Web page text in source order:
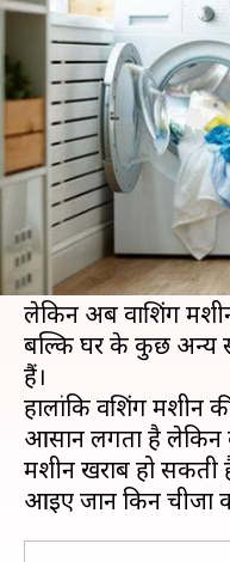
वाशिंग मशीन
चीजें, खराब
लेखन अंजली May 16, 2020
क्या है खबर?
आज के समय में वाशिंग
है क्योंकि इसके
गए हैं।
लेकिन अब वाशिंग
बल्कि घर के कुछ अन्य
हैं।
हालांकि वशिंग मशीन
आसान लगता है लेकिन
मशीन खराब हो सकती